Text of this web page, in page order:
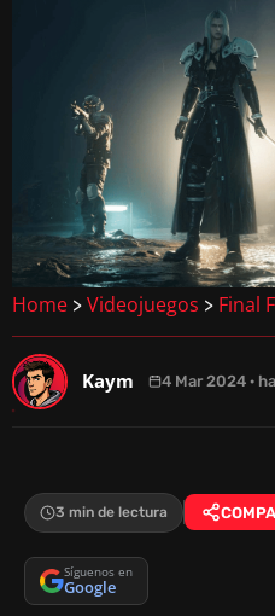
Home > Videojuegos > Final
Kaym 4 Mar 2024 ·
3 min de lectura
Síguenos en
Google